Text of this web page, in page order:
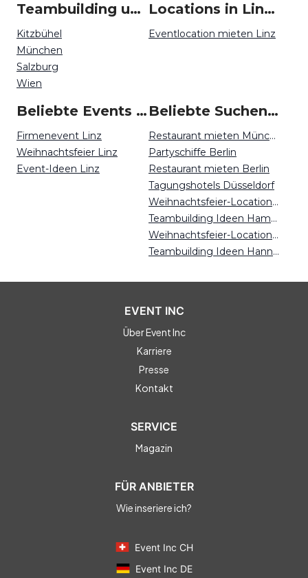
Teambuilding um Linz
Kitzbühel
München
Salzburg
Wien
Locations in Linz mieten
Eventlocation mieten Linz
Beliebte Events in Linz
Firmenevent Linz
Weihnachtsfeier Linz
Event-Ideen Linz
Beliebte Suchen auf Event Inc
Restaurant mieten München
Partyschiffe Berlin
Restaurant mieten Berlin
Tagungshotels Düsseldorf
Weihnachtsfeier-Locations Freiburg
Teambuilding Ideen Hamburg
Weihnachtsfeier-Locations Dortmund
Teambuilding Ideen Hannover
EVENT INC
Über Event Inc
Karriere
Presse
Kontakt
SERVICE
Magazin
FÜR ANBIETER
Wie inseriere ich?
Event Inc CH
Event Inc DE